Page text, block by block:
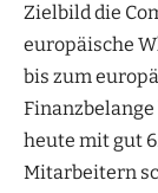
Zielbild die
europäische
bis zum
heute mit gut
Mitarbeitern